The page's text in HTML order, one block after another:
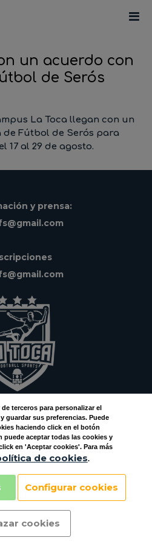
un acuerdo con
de Serós
La Toca llegan con un
Fútbol de Serós para
17 al 29 de agosto.
y prensa:
terceros para personalizar el
guardar sus preferencias. Puede
haciendo click en el botón
aceptar todas las cookies y
en 'Aceptar cookies'. Para más
de cookies.
Configurar cookies
cookies